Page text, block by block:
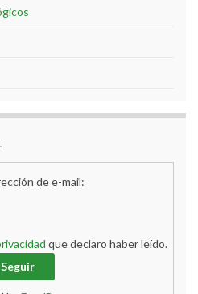
de e-mail:
que declaro haber leído.